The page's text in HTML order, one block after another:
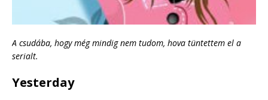
A csudába, hogy még mindig nem tudom, hova tüntettem el a
serialt.
Yesterday